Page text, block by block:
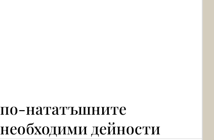
по-нататъшните
необходими дейности
Ελληνικά